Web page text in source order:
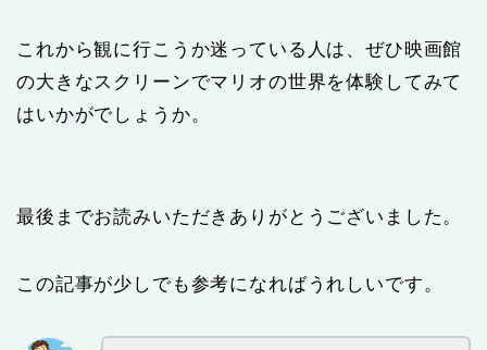
これから観に行こうか迷っている人は、ぜひ映画館
の大きなスクリーンでマリオの世界を体験してみて
はいかがでしょうか。
最後までお読みいただきありがとうございました。
この記事が少しでも参考になればうれしいです。